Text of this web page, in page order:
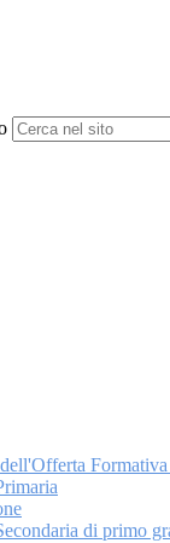
Formativa
di primo